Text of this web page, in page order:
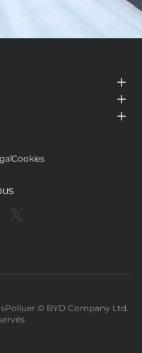
Cookies
©️ BYD Company Ltd.